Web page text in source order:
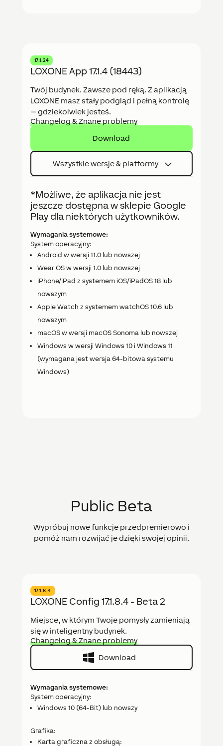
17.1.24
LOXONE App 17.1.4 (18443)
Twój budynek. Zawsze pod ręką. Z aplikacją
LOXONE masz stały podgląd i pełną kontrolę
— gdziekolwiek jesteś.
Changelog & Znane problemy
Download
Wszystkie wersje & platformy
*Możliwe, że aplikacja nie jest
jeszcze dostępna w sklepie Google
Play dla niektórych użytkowników.
Wymagania systemowe:
System operacyjny:
Android w wersji 11.0 lub nowszej
Wear OS w wersji 1.0 lub nowszej
iPhone/iPad z systemem iOS/iPadOS 18 lub
nowszym
Apple Watch z systemem watchOS 10.6 lub
nowszym
macOS w wersji macOS Sonoma lub nowszej
Windows w wersji Windows 10 i Windows 11
(wymagana jest wersja 64-bitowa systemu
Windows)
Public Beta
Wypróbuj nowe funkcje przedpremierowo i
pomóż nam rozwijać je dzięki swojej opinii.
17.1.8.4
LOXONE Config 17.1.8.4 - Beta 2
Miejsce, w którym Twoje pomysły zamieniają
się w inteligentny budynek.
Changelog & Znane problemy
Download
Wymagania systemowe:
System operacyjny:
Windows 10 (64-Bit) lub nowszy
Grafika:
Karta graficzna z obsługą: